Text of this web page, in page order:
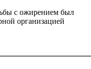
с ожирением был
организацией